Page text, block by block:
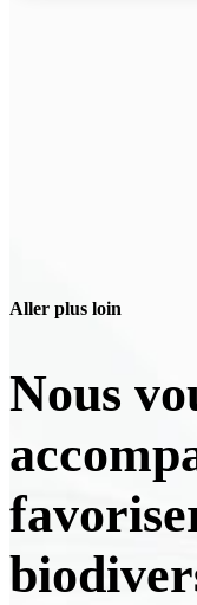
Aller plus loin
Nous